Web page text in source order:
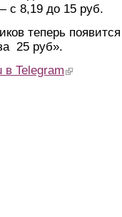
с 8,19 до 15 руб.
теперь появится
25 руб».
в Telegram (link is